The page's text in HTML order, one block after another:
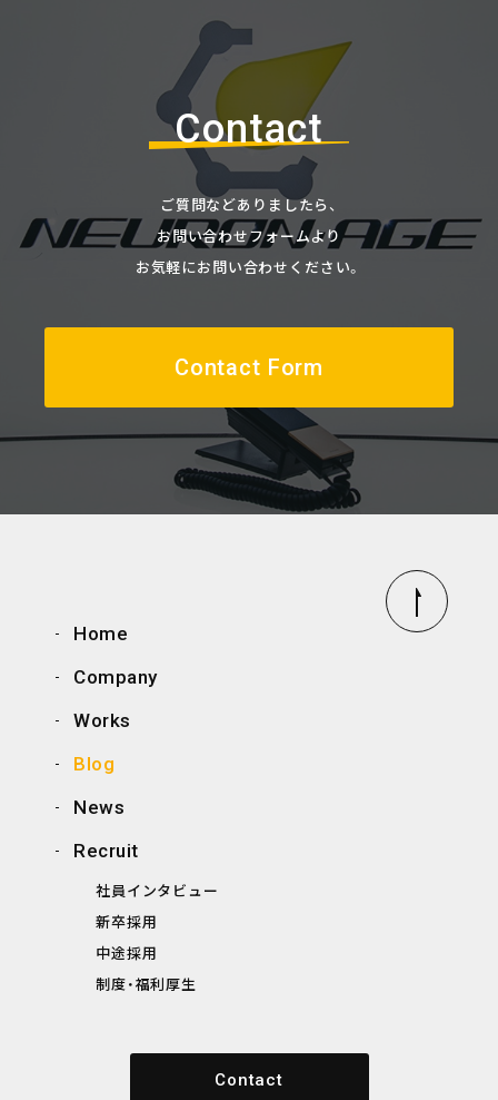
Contact
ご質問などありましたら、
お問い合わせフォームより
お気軽にお問い合わせください。
Contact Form
Home
Company
Works
Blog
News
Recruit
社員インタビュー
新卒採用
中途採用
制度・福利厚生
Contact